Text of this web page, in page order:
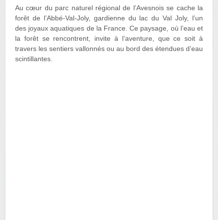
Au cœur du parc naturel régional de l’Avesnois se cache la
forêt de l’Abbé-Val-Joly, gardienne du lac du Val Joly, l’un
des joyaux aquatiques de la France. Ce paysage, où l’eau et
la forêt se rencontrent, invite à l’aventure, que ce soit à
travers les sentiers vallonnés ou au bord des étendues d’eau
scintillantes.